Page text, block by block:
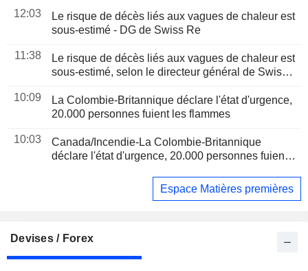
12:03
Le risque de décès liés aux vagues de chaleur est
sous-estimé - DG de Swiss Re
11:38
Le risque de décès liés aux vagues de chaleur est
sous-estimé, selon le directeur général de Swiss
10:09
La Colombie-Britannique déclare l'état d'urgence,
20.000 personnes fuient les flammes
10:03
Canada/Incendie-La Colombie-Britannique
déclare l'état d'urgence, 20.000 personnes fuient
Espace Matières premières
Devises / Forex